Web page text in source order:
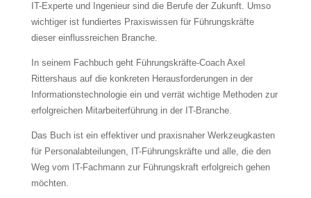
IT-Experte und Ingenieur sind die Berufe der Zukunft. Umso
wichtiger ist fundiertes Praxiswissen für Führungskräfte
dieser einflussreichen Branche.
In seinem Fachbuch geht Führungskräfte-Coach Axel
Rittershaus auf die konkreten Herausforderungen in der
Informationstechnologie ein und verrät wichtige Methoden zur
erfolgreichen Mitarbeiterführung in der IT-Branche.
Das Buch ist ein effektiver und praxisnaher Werkzeugkasten
für Personalabteilungen, IT-Führungskräfte und alle, die den
Weg vom IT-Fachmann zur Führungskraft erfolgreich gehen
möchten.